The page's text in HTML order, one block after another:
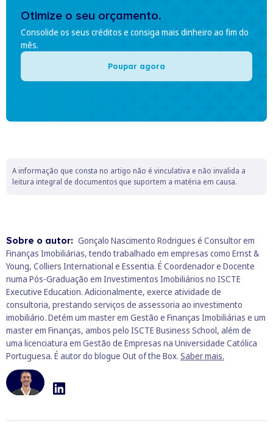
Otimize o seu orçamento.
Consolide os seus créditos e consiga mais dinheiro ao fim do
mês.
Poupar agora
A informação que consta no artigo não é vinculativa e não invalida a
leitura integral de documentos que suportem a matéria em causa.
Sobre o autor: Gonçalo Nascimento Rodrigues é Consultor em
Finanças Imobiliárias, tendo trabalhado em empresas como Ernst &
Young, Colliers International e Essentia. É Coordenador e Docente
numa Pós-Graduação em Investimentos Imobiliários no ISCTE
Executive Education. Adicionalmente, exerce atividade de
consultoria, prestando serviços de assessoria ao investimento
imobiliário. Detém um master em Gestão e Finanças Imobiliárias e um
master em Finanças, ambos pelo ISCTE Business School, além de
uma licenciatura em Gestão de Empresas na Universidade Católica
Portuguesa. É autor do blogue Out of the Box. Saber mais.